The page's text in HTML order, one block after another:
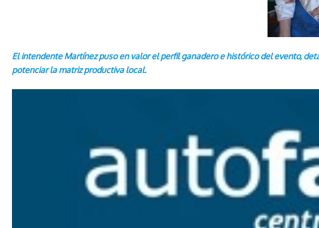
El intendente Martínez puso en valor el perfil ganadero e histórico del evento,
potenciar la matriz productiva local.